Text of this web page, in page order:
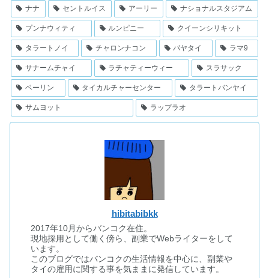
ナナ セントルイス アーリー ナショナルスタジアム
プンナウィティ ルンピニー クイーンシリキット
タラートノイ チャロンナコン パヤタイ ラマ9
サナームチャイ ラチャティーウィー スラサック
ベーリン タイカルチャーセンター タラートバンヤイ
サムヨット ラップラオ
hibitabibkk
2017年10月からバンコク在住。
現地採用として働く傍ら、副業でWebライターをして
います。
このブログではバンコクの生活情報を中心に、副業や
タイの雇用に関する事を気ままに発信しています。